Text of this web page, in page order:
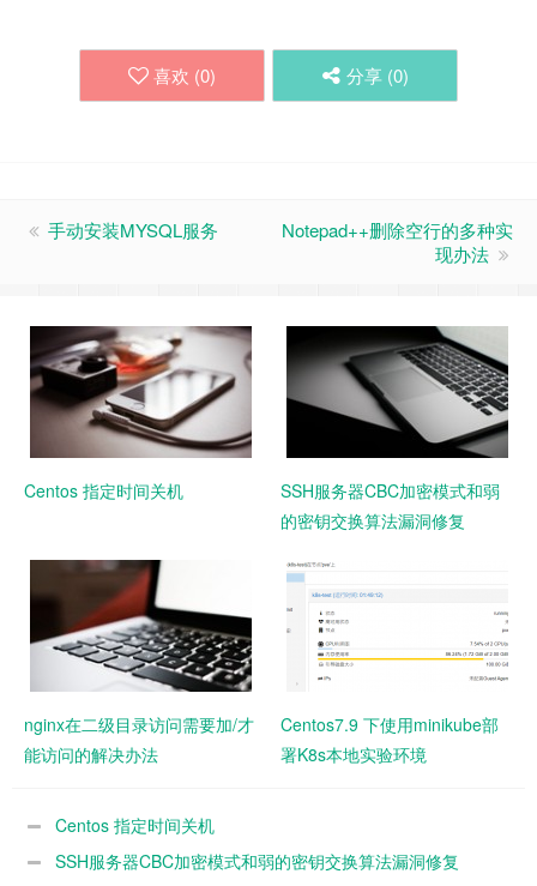
喜欢 (0) 分享 (0)
手动安装MYSQL服务
Notepad++删除空行的多种实
现办法
Centos 指定时间关机
SSH服务器CBC加密模式和弱
的密钥交换算法漏洞修复
nginx在二级目录访问需要加/才
能访问的解决办法
Centos7.9 下使用minikube部
署K8s本地实验环境
Centos 指定时间关机
SSH服务器CBC加密模式和弱的密钥交换算法漏洞修复